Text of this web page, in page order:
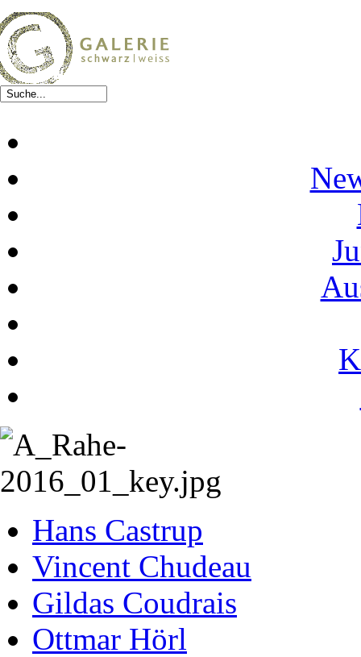
Hans Castrup
Vincent Chudeau
Gildas Coudrais
Ottmar Hörl